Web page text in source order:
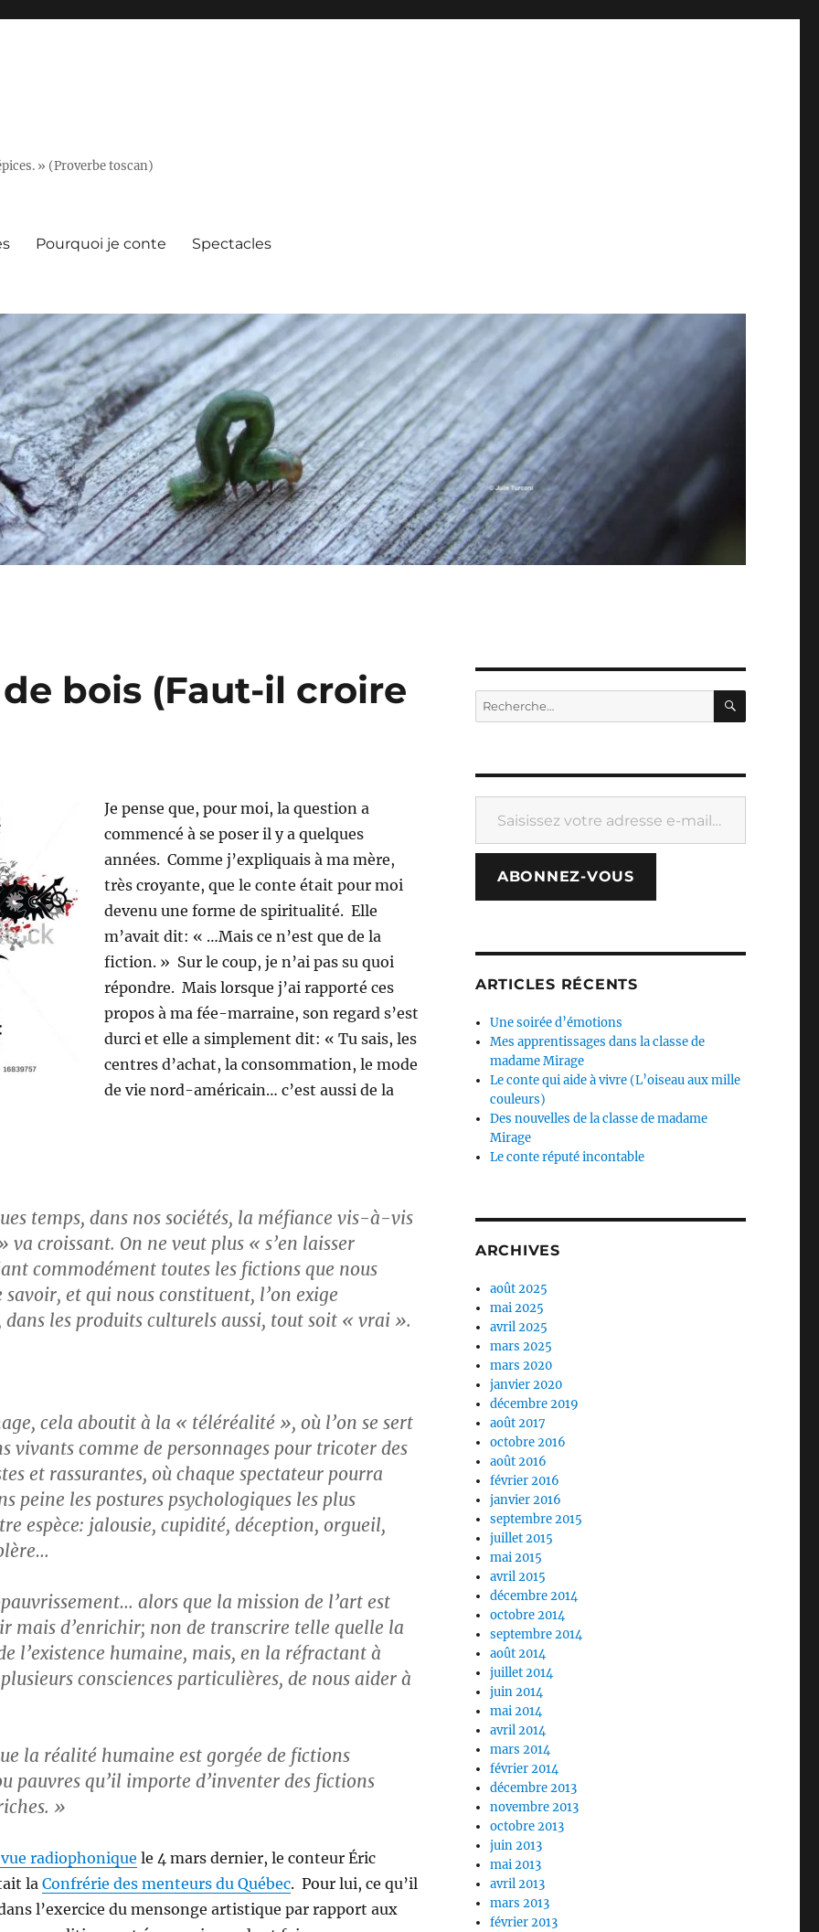
» (Proverbe toscan)
Pourquoi je conte Spectacles
bois (Faut-il croire
Je pense que, pour moi, la question a
commencé à se poser il y a quelques
années. Comme j’expliquais à ma mère,
très croyante, que le conte était pour moi
devenu une forme de spiritualité. Elle
m’avait dit: « …Mais ce n’est que de la
fiction. » Sur le coup, je n’ai pas su quoi
répondre. Mais lorsque j’ai rapporté ces
propos à ma fée-marraine, son regard s’est
durci et elle a simplement dit: « Tu sais, les
centres d’achat, la consommation, le mode
de vie nord-américain… c’est aussi de la
temps, dans nos sociétés, la méfiance vis-à-vis
croissant. On ne veut plus « s’en laisser
commodément toutes les fictions que nous
savoir, et qui nous constituent, l’on exige
dans les produits culturels aussi, tout soit « vrai ».
cela aboutit à la « téléréalité », où l’on se sert
vivants comme de personnages pour tricoter des
et rassurantes, où chaque spectateur pourra
peine les postures psychologiques les plus
espèce: jalousie, cupidité, déception, orgueil,
alors que la mission de l’art est
mais d’enrichir; non de transcrire telle quelle la
l’existence humaine, mais, en la réfractant à
consciences particulières, de nous aider à
la réalité humaine est gorgée de fictions
pauvres qu’il importe d’inventer des fictions
»
radiophonique le 4 mars dernier, le conteur Éric
laConfrérie des menteurs du Québec. Pour lui, ce qu’il
l’exercice du mensonge artistique par rapport aux
Recherche
pour :
Saisissez votre adresse e-mail…
ABONNEZ-VOUS
ARTICLES RÉCENTS
Une soirée d’émotions
Mes apprentissages dans la classe de
madame Mirage
Le conte qui aide à vivre (L’oiseau aux mille
couleurs)
Des nouvelles de la classe de madame
Mirage
Le conte réputé incontable
ARCHIVES
août 2025
mai 2025
avril 2025
mars 2025
mars 2020
janvier 2020
décembre 2019
août 2017
octobre 2016
août 2016
février 2016
janvier 2016
septembre 2015
juillet 2015
mai 2015
avril 2015
décembre 2014
octobre 2014
septembre 2014
août 2014
juillet 2014
juin 2014
mai 2014
avril 2014
mars 2014
février 2014
décembre 2013
novembre 2013
octobre 2013
juin 2013
mai 2013
avril 2013
mars 2013
février 2013